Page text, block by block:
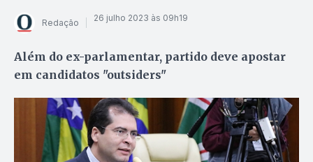
Redação 26 julho 2023 às 09h19
Além do ex-parlamentar, partido deve apostar
em candidatos "outsiders"